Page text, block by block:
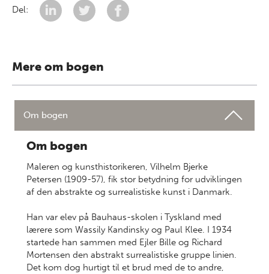
Del:
Mere om bogen
Om bogen
Om bogen
Maleren og kunsthistorikeren, Vilhelm Bjerke
Petersen (1909-57), fik stor betydning for udviklingen
af den abstrakte og surrealistiske kunst i Danmark.
Han var elev på Bauhaus-skolen i Tyskland med
lærere som Wassily Kandinsky og Paul Klee. I 1934
startede han sammen med Ejler Bille og Richard
Mortensen den abstrakt surrealistiske gruppe linien.
Det kom dog hurtigt til et brud med de to andre,